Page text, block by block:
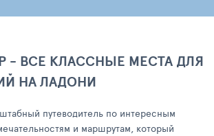
- ВСЕ КЛАССНЫЕ МЕСТА ДЛЯ
НА ЛАДОНИ
путеводитель по интересным
и маршрутам, который